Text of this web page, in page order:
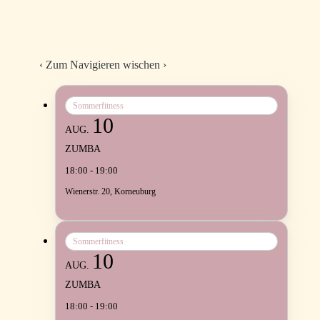
Sommerfitness
AUG. 10
ZUMBA
18:00 - 19:00
Wienerstr. 20, Korneuburg
Sommerfitness
AUG. 10
ZUMBA
18:00 - 19:00
‹ Zum Navigieren wischen ›